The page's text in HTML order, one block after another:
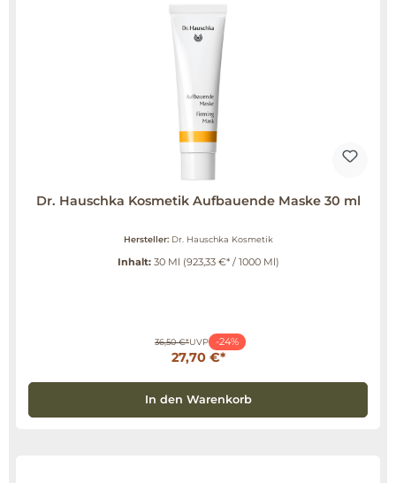
Dr. Hauschka Kosmetik Aufbauende Maske 30 ml
Hersteller: Dr. Hauschka Kosmetik
Inhalt: 30 Ml (923,33 €* / 1000 Ml)
36,50 €*UVP -24%
27,70 €*
In den Warenkorb